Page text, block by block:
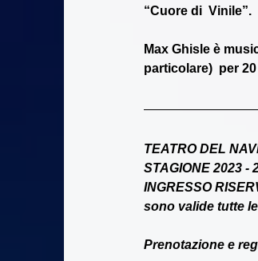
“Cuore di  Vinile”.
Max Ghisle è
particolare)  per
TEATRO DEL
STAGIONE 2023 -
INGRESSO
sono valide tutte
Prenotazione e